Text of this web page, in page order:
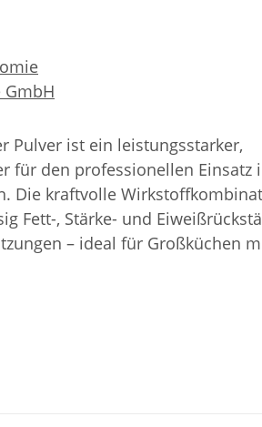
GmbH
Pulver ist ein leistungsstarker,
für den professionellen Einsatz
Die kraftvolle
Fett-, Stärke- und
– ideal für Großküchen